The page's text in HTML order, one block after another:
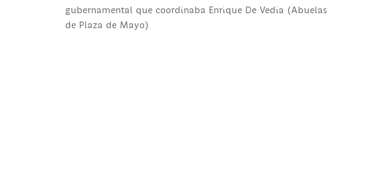
gubernamental que coordinaba Enrique De Vedia (Abuelas
de Plaza de Mayo)